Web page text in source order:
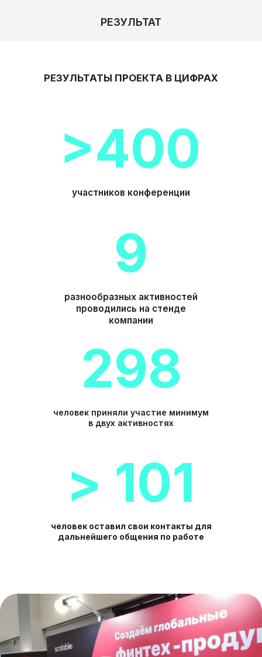
РЕЗУЛЬТАТ
[ ОЛЬГА ОСТАНИНА ]
культурой и вовлеченностью. Копает
глубоко, мыслит нестандартно,
чувствует тонко.
КАК МЫ ПРИВЛЕКАЛИ IT-